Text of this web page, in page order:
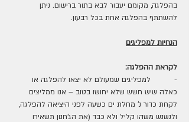
בהפלגה, מקומם יעבור לבא בתור ברישום. ניתן
להשתתף בהפלגה אחת בכל רבעון.
הנחיות למפליגים
לקראת ההפלגה:
-          למפליגים שמעולם לא יצאו להפלגה או
כאלה שיש חשש שלא יחושו בטוב – אנו ממליצים
לקחת כדור נ' מחלת ים כשעה לפני היציאה להפלגה,
ולנשנש משהו קליל ולא כבד (את הג'חנון תשאירו